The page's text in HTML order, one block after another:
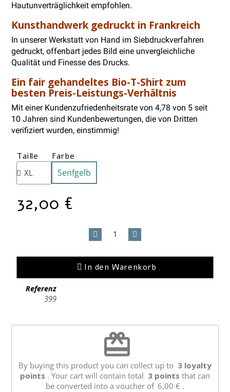
Hautunverträglichkeit empfohlen.
Kunsthandwerk gedruckt in Frankreich
In unserer Werkstatt von Hand im Siebdruckverfahren
gedruckt, offenbart jedes Bild eine unvergleichliche
Qualität und Finesse des Drucks.
Ein fair gehandeltes Bio-T-Shirt zum
besten Preis-Leistungs-Verhältnis
Mit einer Kundenzufriedenheitsrate von 4,78 von 5 seit
10 Jahren sind Kundenbewertungen, die von Dritten
verifiziert wurden, einstimmig!
Taille
Farbe
Senfgelb
32,00 €
In den Warenkorb
Referenz
399
redeem
By buying this product you can collect up to 3loyalty
points . Your cart will contain total 3points that can
be converted into a voucher of 6,00 € .